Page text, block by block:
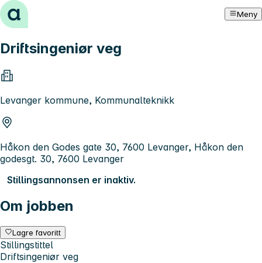
Hopp til innhold Meny
Driftsingeniør veg
Levanger kommune, Kommunalteknikk
Håkon den Godes gate 30, 7600 Levanger, Håkon den
godesgt. 30, 7600 Levanger
Stillingsannonsen er inaktiv.
Om jobben
Lagre favoritt
Stillingstittel
Driftsingeniør veg